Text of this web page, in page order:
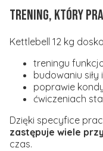
Trening, który
Kettlebell 12 kg
treningu
budowaniu siły
poprawie
ćwiczeniach
Dzięki specyfice
zastępuje wiele
czas.